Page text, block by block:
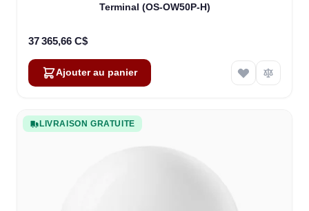
Terminal (OS-OW50P-H)
37 365,66 C$
Ajouter au panier
LIVRAISON GRATUITE